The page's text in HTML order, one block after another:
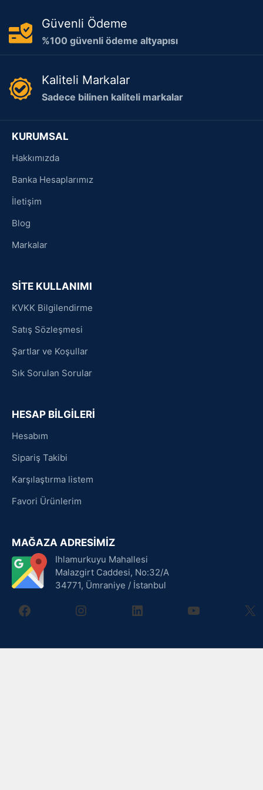
Güvenli Ödeme
%100 güvenli ödeme altyapısı
Kaliteli Markalar
Sadece bilinen kaliteli markalar
KURUMSAL
Hakkımızda
Banka Hesaplarımız
İletişim
Blog
Markalar
SİTE KULLANIMI
KVKK Bilgilendirme
Satış Sözleşmesi
Şartlar ve Koşullar
Sık Sorulan Sorular
HESAP BİLGİLERİ
Hesabım
Sipariş Takibi
Karşılaştırma listem
Favori Ürünlerim
MAĞAZA ADRESİMİZ
Ihlamurkuyu Mahallesi
Malazgirt Caddesi, No:32/A
34771, Ümraniye / İstanbul
facebookinstagramlinkedin youtube X